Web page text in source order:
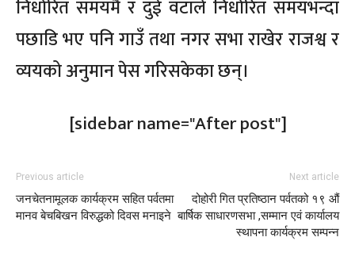
निर्धारित समयमै र दुई वटाले निर्धारित समयभन्दा
पछाडि भए पनि गाउँ तथा नगर सभा राखेर राजश्व र
व्ययको अनुमान पेस गरिसकेका छन्।
[sidebar name="After post"]
Previous article
जनचेतनामूलक कार्यक्रम सहित पर्वतमा
मानव बेचबिखन विरुद्धको दिवस मनाइने
Next article
दोहोरी गित प्रतिष्ठान पर्वतको १९ औं
बार्षिक साधारणसभा ,सम्मान एवं कार्यालय
स्थापना कार्यक्रम सम्पन्न